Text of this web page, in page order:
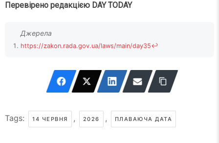
Перевірено редакцією DAY TODAY
https://zakon.rada.gov.ua/laws/main/day35↩
Tags: 14 ЧЕРВНЯ , 2026 , ПЛАВАЮЧА ДАТА